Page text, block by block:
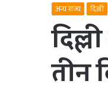
अन्य राज्य दिल्ली
तीन